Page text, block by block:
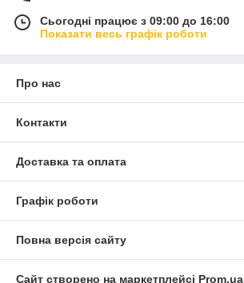
Сьогодні працює з 09:00 до 16:00
Показати весь графік роботи
Про нас
Контакти
Доставка та оплата
Графік роботи
Повна версія сайту
Сайт створено на маркетплейсі Prom.ua